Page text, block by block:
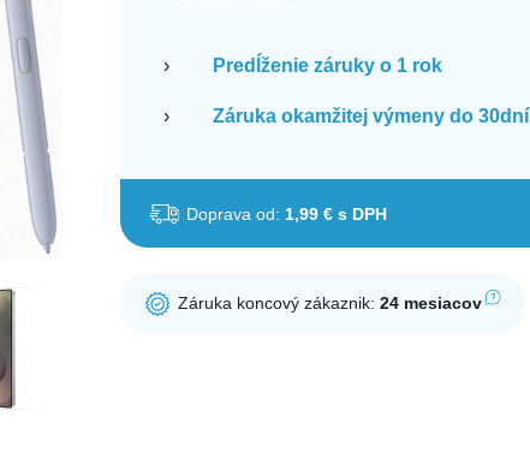
› Predĺženie záruky o 1 rok
› Záruka okamžitej výmeny do 30dní
Doprava od: 1,99 € s DPH
Záruka koncový zákaznik:24 mesiacov